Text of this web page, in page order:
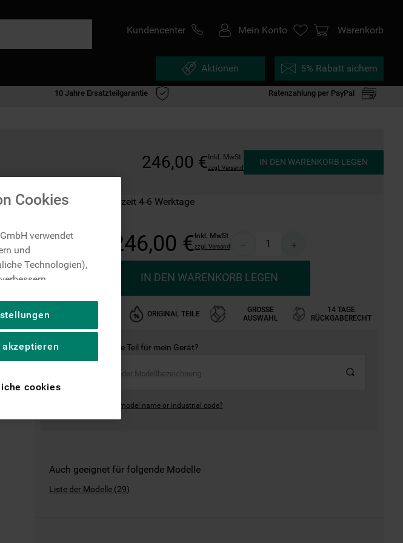
Kundencenter Mein Konto Warenkorb
Aktionen 5% Rabatt sichern
10 Jahre Ersatzteilgarantie Ratenzahlung per PayPal
246,00 € Inkl. MwSt
zzgl. Versand
IN DEN WARENKORB LEGEN
Auf Lager: Lieferzeit 4-6 Werktage
246,00 €Inkl. MwSt
zzgl. Versand ＋
IN DEN WARENKORB LEGEN
ORIGINAL TEILE
GROSSE A
USWAHL
14 TAGE
RÜCKGABERECHT
Ist dies das richtige Teil für mein Gerät?
Where can I find the model name or industrial code?
Auch geeignet für folgende Modelle
Liste der Modelle (29)
Cookies
verwendet
und
Technologien),
der Website
der Website zu
der
mit unseren
und auf
Google LLC –
cookies